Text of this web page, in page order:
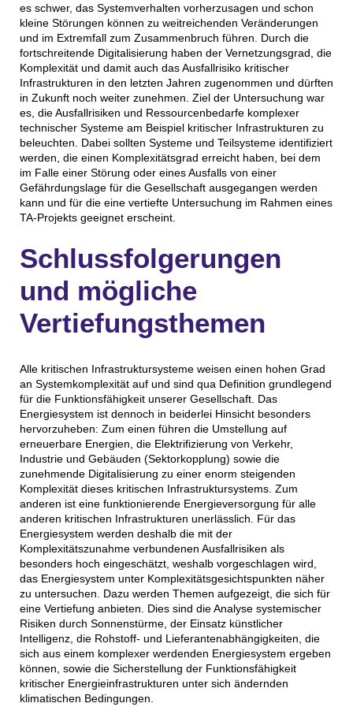
es schwer, das Systemverhalten vorherzusagen und schon
kleine Störungen können zu weitreichenden Veränderungen
und im Extremfall zum Zusammenbruch führen. Durch die
fortschreitende Digitalisierung haben der Vernetzungsgrad, die
Komplexität und damit auch das Ausfallrisiko kritischer
Infrastrukturen in den letzten Jahren zugenommen und dürften
in Zukunft noch weiter zunehmen. Ziel der Untersuchung war
es, die Ausfallrisiken und Ressourcenbedarfe komplexer
technischer Systeme am Beispiel kritischer Infrastrukturen zu
beleuchten. Dabei sollten Systeme und Teilsysteme identifiziert
werden, die einen Komplexitätsgrad erreicht haben, bei dem
im Falle einer Störung oder eines Ausfalls von einer
Gefährdungslage für die Gesellschaft ausgegangen werden
kann und für die eine vertiefte Untersuchung im Rahmen eines
TA-Projekts geeignet erscheint.
Schlussfolgerungen
und mögliche
Vertiefungsthemen
Alle kritischen Infrastruktursysteme weisen einen hohen Grad
an Systemkomplexität auf und sind qua Definition grundlegend
für die Funktionsfähigkeit unserer Gesellschaft. Das
Energiesystem ist dennoch in beiderlei Hinsicht besonders
hervorzuheben: Zum einen führen die Umstellung auf
erneuerbare Energien, die Elektrifizierung von Verkehr,
Industrie und Gebäuden (Sektorkopplung) sowie die
zunehmende Digitalisierung zu einer enorm steigenden
Komplexität dieses kritischen Infrastruktursystems. Zum
anderen ist eine funktionierende Energieversorgung für alle
anderen kritischen Infrastrukturen unerlässlich. Für das
Energiesystem werden deshalb die mit der
Komplexitätszunahme verbundenen Ausfallrisiken als
besonders hoch eingeschätzt, weshalb vorgeschlagen wird,
das Energiesystem unter Komplexitätsgesichtspunkten näher
zu untersuchen. Dazu werden Themen aufgezeigt, die sich für
eine Vertiefung anbieten. Dies sind die Analyse systemischer
Risiken durch Sonnenstürme, der Einsatz künstlicher
Intelligenz, die Rohstoff- und Lieferantenabhängigkeiten, die
sich aus einem komplexer werdenden Energiesystem ergeben
können, sowie die Sicherstellung der Funktionsfähigkeit
kritischer Energieinfrastrukturen unter sich ändernden
klimatischen Bedingungen.